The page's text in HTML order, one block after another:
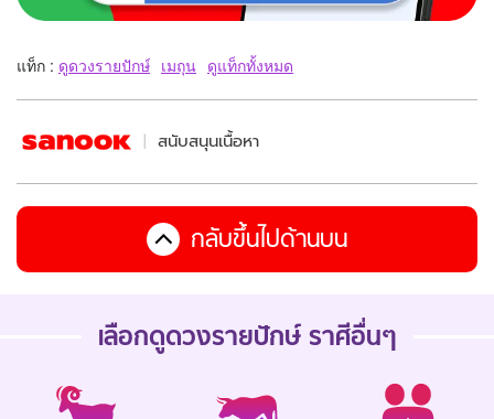
แท็ก : ดูดวงรายปักษ์ เมถุน ดูแท็กทั้งหมด
สนับสนุนเนื้อหา
กลับขึ้นไปด้านบน
เลือกดูดวงรายปักษ์ราศีอื่นๆ